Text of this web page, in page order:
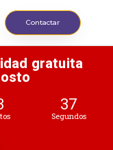
Contactar
gratuita
37
Segundos